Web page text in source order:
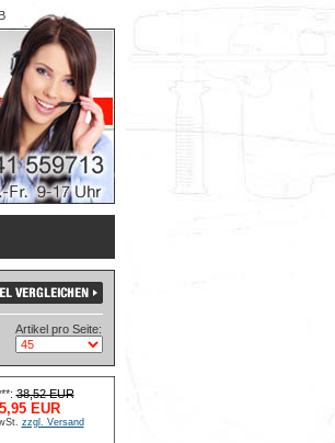
Artikel pro Seite:
38,52 EUR
EUR
zzgl. Versand